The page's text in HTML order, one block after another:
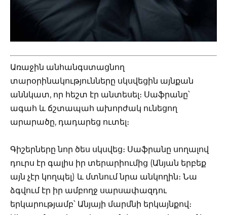
Առաջին անհանգստացնող
տարօրինակությունները սկսվեցին այնքան
աննկատ, որ հեշտ էր անտեսել։ Սաֆրանը՝
ագահ և ճշտապահ ախորժակ ունեցող
արարածը, դադարեց ուտել։
Գիշերները նոր ծես սկսվեց։ Սաֆրանը սողալով
դուրս էր գալիս իր տերարիումից (Անյան երբեք
այն չէր կողպել) և մտնում նրա անկողին։ Նա
ձգվում էր իր ամբողջ սարսափազդու
երկարությամբ՝ Անյայի մարմնի երկայնքով։